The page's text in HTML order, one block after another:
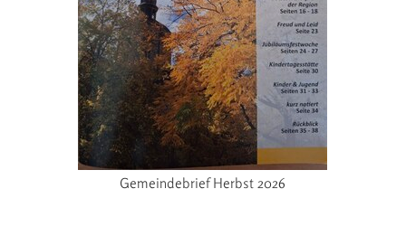
Gemeindebrief Herbst 2026